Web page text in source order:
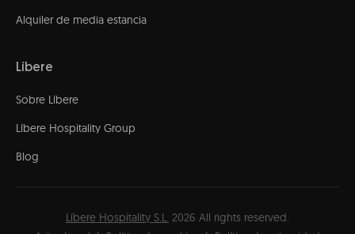
Alquiler de media estancia
Líbere
Sobre Líbere
Líbere Hospitality Group
Blog
Líbere Hospitality S.L. 2026 All rights reserved.